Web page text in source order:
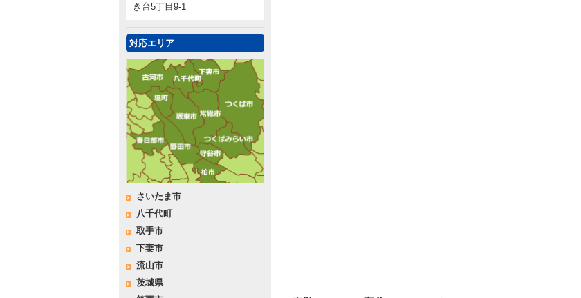
き台5丁目9-1
対応エリア
さいたま市
八千代町
取手市
下妻市
流山市
茨城県